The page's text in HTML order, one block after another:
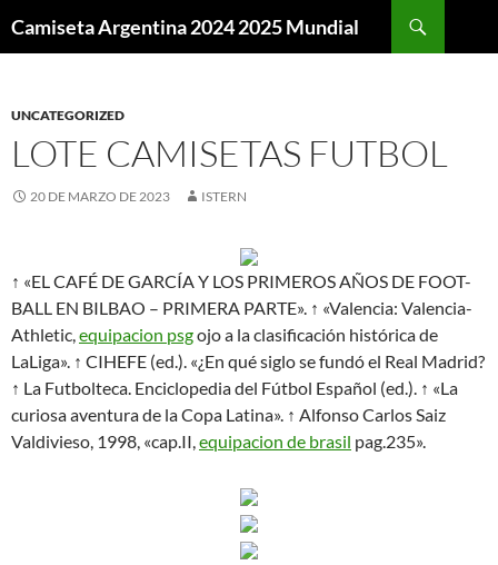
Camiseta Argentina 2024 2025 Mundial
UNCATEGORIZED
LOTE CAMISETAS FUTBOL
20 DE MARZO DE 2023 ISTERN
↑ «EL CAFÉ DE GARCÍA Y LOS PRIMEROS AÑOS DE FOOT-
BALL EN BILBAO – PRIMERA PARTE». ↑ «Valencia: Valencia-
Athletic,equipacion psgojo a la clasificación histórica de
LaLiga». ↑ CIHEFE (ed.). «¿En qué siglo se fundó el Real Madrid?
↑ La Futbolteca. Enciclopedia del Fútbol Español (ed.). ↑ «La
curiosa aventura de la Copa Latina». ↑ Alfonso Carlos Saiz
Valdivieso, 1998, «cap.II,equipacion de brasil pag.235».